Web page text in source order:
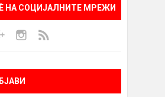
НА СОЦИЈАЛНИТЕ МРЕЖИ